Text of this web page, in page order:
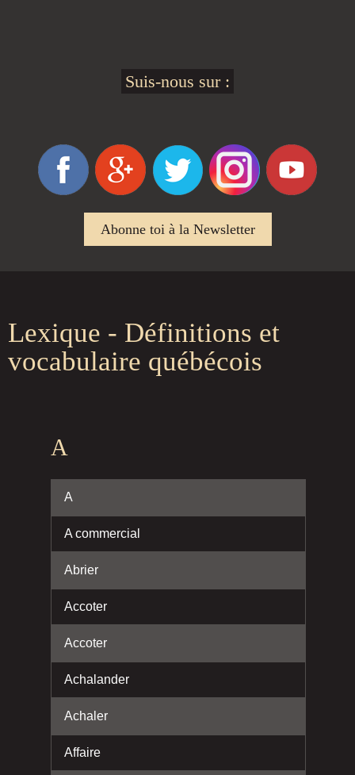
Suis-nous sur :
Abonne toi à la Newsletter
Lexique - Définitions et
vocabulaire québécois
A
A
A commercial
Abrier
Accoter
Accoter
Achalander
Achaler
Affaire